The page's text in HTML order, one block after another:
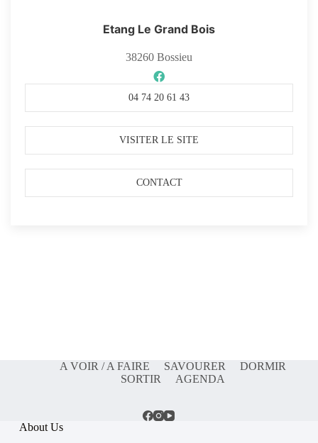
Etang Le Grand Bois
38260 Bossieu
04 74 20 61 43
VISITER LE SITE
CONTACT
A VOIR / A FAIRE SAVOURER
DORMIR
SORTIR
AGENDA
About Us